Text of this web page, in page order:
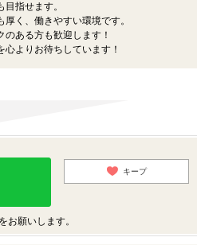
目指せます。
厚く、働きやすい環境です。
のある方も歓迎します！
心よりお待ちしています！
キープ
願いします。